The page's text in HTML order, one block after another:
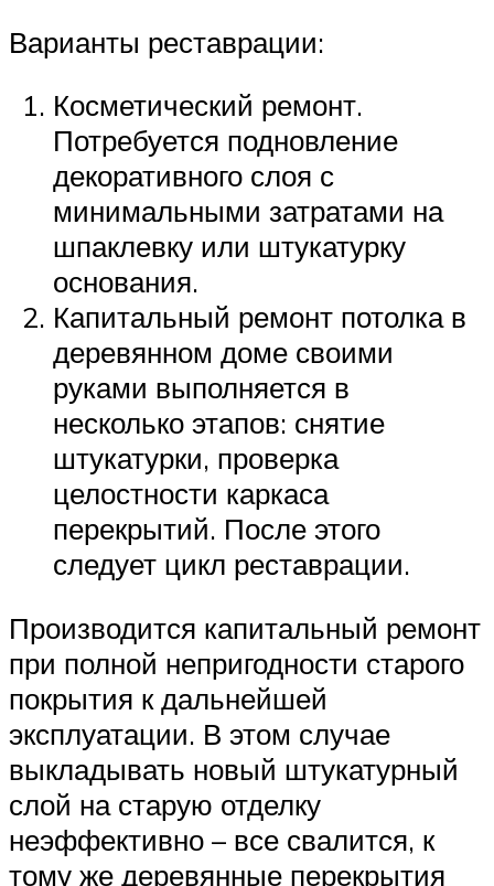
Варианты реставрации:
Косметический ремонт.
Потребуется подновление
декоративного слоя с
минимальными затратами на
шпаклевку или штукатурку
основания.
Капитальный ремонт потолка в
деревянном доме своими
руками выполняется в
несколько этапов: снятие
штукатурки, проверка
целостности каркаса
перекрытий. После этого
следует цикл реставрации.
Производится капитальный ремонт
при полной непригодности старого
покрытия к дальнейшей
эксплуатации. В этом случае
выкладывать новый штукатурный
слой на старую отделку
неэффективно – все свалится, к
тому же деревянные перекрытия